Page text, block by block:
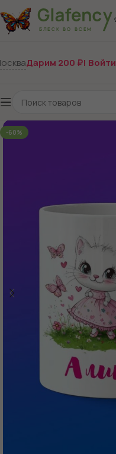
Дарим 200 ₽! Войти
-60%